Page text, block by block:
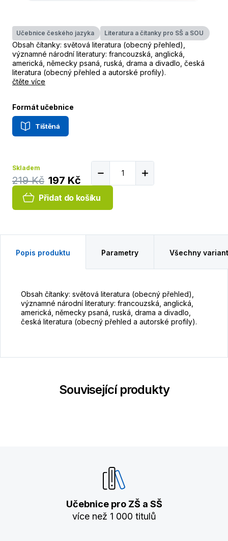
Učebnice českého jazyka Literatura a čítanky pro SŠ a SOU
Obsah čítanky: světová literatura (obecný přehled),
významné národní literatury: francouzská, anglická,
americká, německy psaná, ruská, drama a divadlo, česká
literatura (obecný přehled a autorské profily).
čtěte více
Formát učebnice
Tištěná
Skladem
219 Kč 197 Kč
Přidat do košíku
Popis produktu Parametry Všechny
Obsah čítanky: světová literatura (obecný přehled),
významné národní literatury: francouzská, anglická,
americká, německy psaná, ruská, drama a divadlo,
česká literatura (obecný přehled a autorské profily).
Související produkty
Učebnice pro ZŠ a SŠ
více než 1 000 titulů